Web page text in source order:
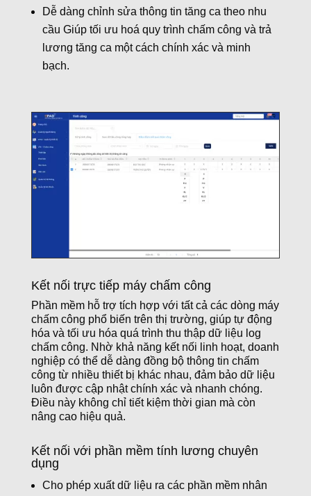
Dễ dàng chỉnh sửa thông tin tăng ca theo nhu
cầu Giúp tối ưu hoá quy trình chấm công và trả
lương tăng ca một cách chính xác và minh
bạch.
Kết nối trực tiếp máy chấm công
Phần mềm hỗ trợ tích hợp với tất cả các dòng máy
chấm công phổ biến trên thị trường, giúp tự động
hóa và tối ưu hóa quá trình thu thập dữ liệu log
chấm công. Nhờ khả năng kết nối linh hoạt, doanh
nghiệp có thể dễ dàng đồng bộ thông tin chấm
công từ nhiều thiết bị khác nhau, đảm bảo dữ liệu
luôn được cập nhật chính xác và nhanh chóng.
Điều này không chỉ tiết kiệm thời gian mà còn
nâng cao hiệu quả.
Kết nối với phần mềm tính lương chuyên
dụng
Cho phép xuất dữ liệu ra các phần mềm nhân